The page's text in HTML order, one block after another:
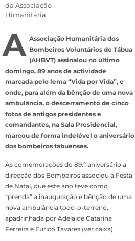
da Associação
Himanitária
A Associação Humanitária dos
Bombeiros Voluntários de Tábua
(AHBVT) assinalou no último
domingo, 89 anos de actividade
marcada pelo lema “Vida por Vida”, e
onde, para além da bênção de uma nova
ambulância, o descerramento de cinco
fotos de antigos presidentes e
comandantes, na Sala Presidencial,
marcou de forma indelével o aniversário
dos bombeiros tabuenses.
Às comemorações do 89.º aniversário a
direcção dos Bombeiros associou a Festa
de Natal, que este ano teve como
“prenda” a inauguração e bênção de uma
nova ambulância todo-o-terreno,
apadrinhada por Adelaide Catarina
Ferreira e Eurico Tavares (ver caixa).